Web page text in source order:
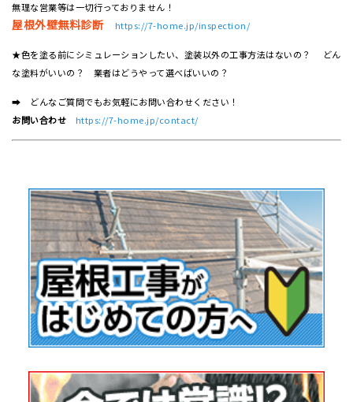
無理な営業等は一切行っておりません！
屋根外壁無料診断 https://7-home.jp/inspection/
★色を塗る前にシミュレーションしたい、塗装以外の工事方法はないの？ どん
な塗料がいいの？ 業者はどうやって選べばいいの？
➡ どんなご質問でもお気軽にお問い合わせください！
お問い合わせ
https://7-home.jp/contact/